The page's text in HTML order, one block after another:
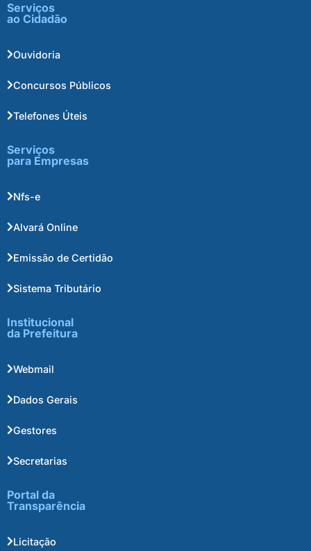
Serviços
ao Cidadão
Ouvidoria
Concursos Públicos
Telefones Úteis
Serviços
para Empresas
Nfs-e
Alvará Online
Emissão de Certidão
Sistema Tributário
Institucional
da Prefeitura
Webmail
Dados Gerais
Gestores
Secretarias
Portal da
Transparência
Licitação